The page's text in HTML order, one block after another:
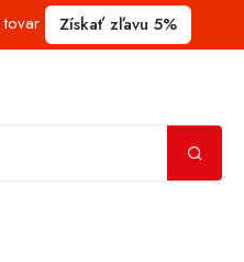
tovar Získať zľavu 5%